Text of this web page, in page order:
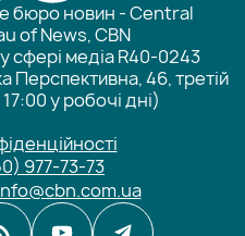
бюро новин - Central
of News, CBN
сфері медіа R40-0243
Перспективна, 46, третій
у робочі дні)
977-73-73